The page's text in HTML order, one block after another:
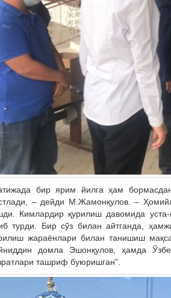
бир ярим йилга ҳам
– дейди М.Жамонқулов. –
Кимлардир қурилиш давомида
турди. Бир сўз билан айтганда,
жараёнлари билан танишиш
домла Эшонқулов, ҳамда
ташриф буюришган”.